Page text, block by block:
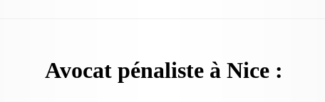
Avocat pénaliste à Nice :